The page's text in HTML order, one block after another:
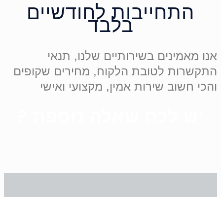
התחייבות לחודשיים
בלבד
אנו מאמינים בשירותיים שלנו, תנאי
התקשרות לטובת הלקוח, מחירים שקופים
והכי חשוב שירות אמין, מקצועי ואישי